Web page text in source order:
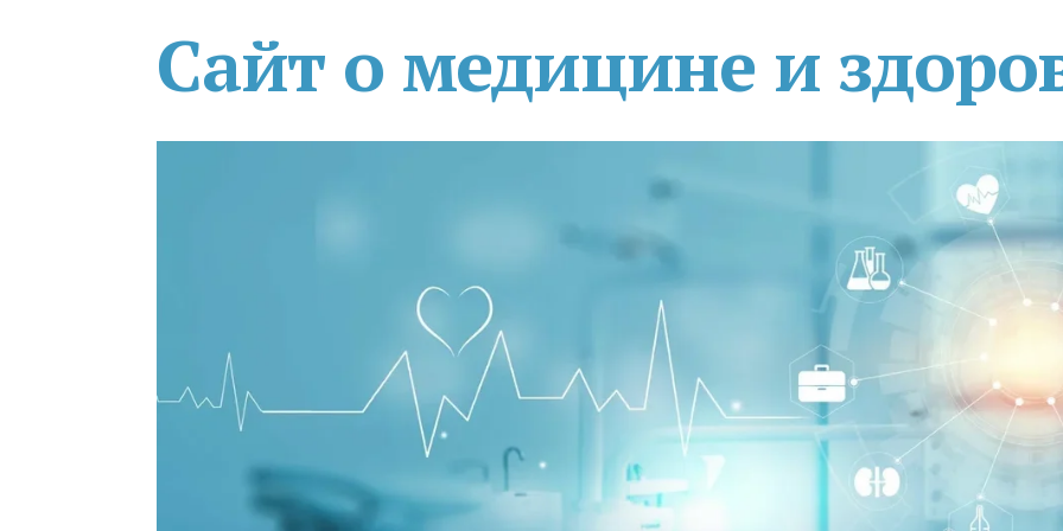
Сайт о медицине и